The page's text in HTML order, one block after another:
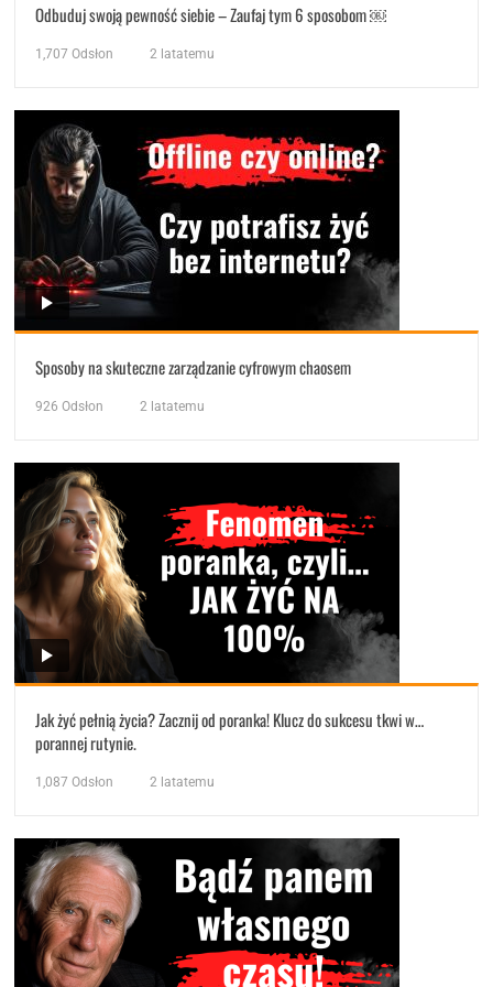
Odbuduj swoją pewność siebie – Zaufaj tym 6 sposobom ￼
1,707 Odsłon 2 latatemu
Sposoby na skuteczne zarządzanie cyfrowym chaosem
926 Odsłon 2 latatemu
Jak żyć pełnią życia? Zacznij od poranka! Klucz do sukcesu tkwi w…
porannej rutynie.
1,087 Odsłon 2 latatemu